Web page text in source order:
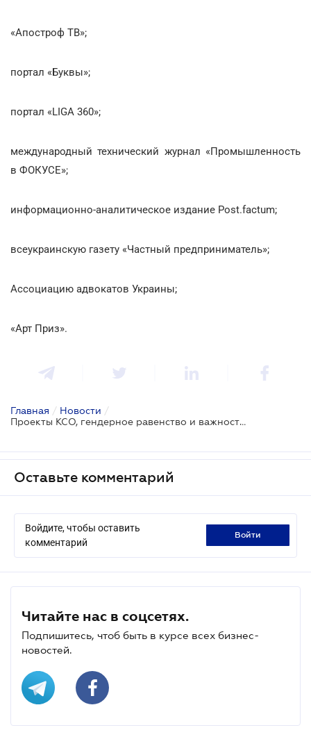
«Апостроф ТВ»;
портал «Буквы»;
портал «LIGA 360»;
международный технический журнал «Промышленность
в ФОКУСЕ»;
информационно-аналитическое издание Post.factum;
всеукраинскую газету «Частный предприниматель»;
Ассоциацию адвокатов Украины;
«Арт Приз».
Главная / Новости /
Проекты КСО, гендерное равенство и важность партнерства: о чем рассказали спикеры Саммита устойчивого бизнеса
Оставьте комментарий
Войдите, чтобы оставить
комментарий
войти
Читайте нас в соцсетях.
Подпишитесь, чтоб быть в курсе всех бизнес-
новостей.